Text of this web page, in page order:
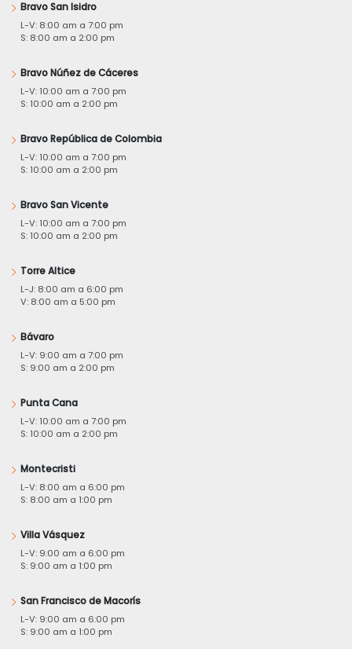
Bravo San Isidro
L-V: 8:00 am a 7:00 pm
S: 8:00 am a 2:00 pm
Bravo Núñez de Cáceres
L-V: 10:00 am a 7:00 pm
S: 10:00 am a 2:00 pm
Bravo República de Colombia
L-V: 10:00 am a 7:00 pm
S: 10:00 am a 2:00 pm
Bravo San Vicente
L-V: 10:00 am a 7:00 pm
S: 10:00 am a 2:00 pm
Torre Altice
L-J: 8:00 am a 6:00 pm
V: 8:00 am a 5:00 pm
Bávaro
L-V: 9:00 am a 7:00 pm
S: 9:00 am a 2:00 pm
Punta Cana
L-V: 10:00 am a 7:00 pm
S: 10:00 am a 2:00 pm
Montecristi
L-V: 8:00 am a 6:00 pm
S: 8:00 am a 1:00 pm
Villa Vásquez
L-V: 9:00 am a 6:00 pm
S: 9:00 am a 1:00 pm
San Francisco de Macorís
L-V: 9:00 am a 6:00 pm
S: 9:00 am a 1:00 pm